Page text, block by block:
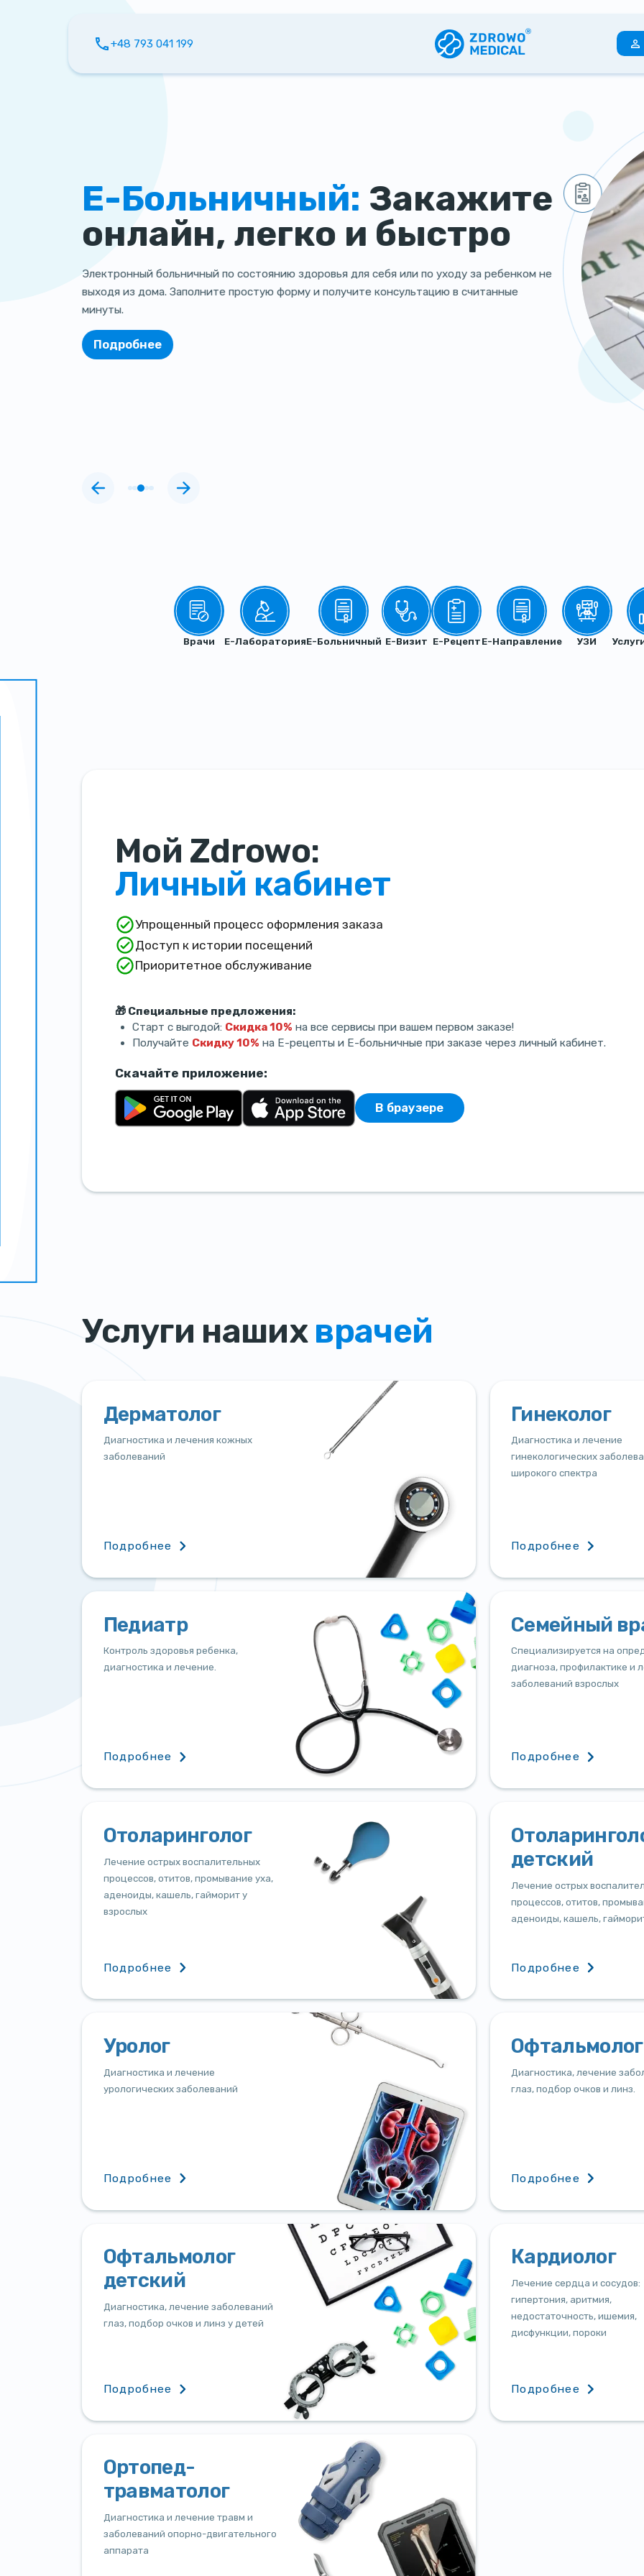
+48 793 041 199
Е-Больничный: Закажите
онлайн, легко и быстро
Электронный больничный по состоянию здоровья для себя или по уходу за ребенком не
выходя из дома. Заполните простую форму и получите консультацию в считанные
минуты.
Подробнее
Врачи Е-ЛабораторияЕ-Больничный Е-Визит Е-Рецепт Е-Направление УЗИ
Мой Zdrowo:
Личный кабинет
Упрощенный процесс оформления заказа
Доступ к истории посещений
Приоритетное обслуживание
🎁 Специальные предложения:
Старт с выгодой: Скидка 10% на все сервисы при вашем первом заказе!
Получайте Скидку 10% на E-рецепты и E-больничные при заказе через личный кабинет.
Скачайте приложение:
В браузере
Услуги наших врачей
Дерматолог
Диагностика и лечения кожных
заболеваний
Подробнее
Гинеколог
Диагностика и лечение
гинекологических
широкого спектра
Подробнее
Педиатр
Контроль здоровья ребенка,
диагностика и лечение.
Подробнее
Семейный
Специализируется на
диагноза, профилактике и
заболеваний взрослых
Подробнее
Отоларинголог
Лечение острых воспалительных
процессов, отитов, промывание уха,
аденоиды, кашель, гайморит у
взрослых
Подробнее
детский
Лечение острых
процессов, отитов,
аденоиды, кашель,
Подробнее
Уролог
Диагностика и лечение
урологических заболеваний
Подробнее
Офтальмолог
Диагностика, лечение
глаз, подбор очков и линз.
Подробнее
Офтальмолог
детский
Диагностика, лечение заболеваний
глаз, подбор очков и линз у детей
Подробнее
Кардиолог
Лечение сердца и сосудов:
гипертония, аритмия,
недостаточность, ишемия,
дисфункции, пороки
Подробнее
Ортопед-
травматолог
Диагностика и лечение травм и
заболеваний опорно-двигательного
аппарата